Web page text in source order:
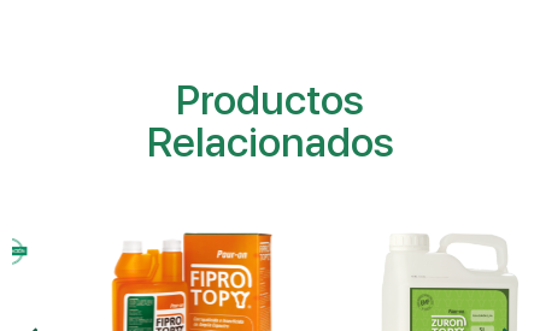
Productos
Relacionados